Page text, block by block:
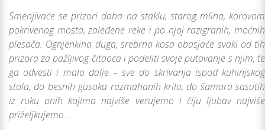
Smenjivaće se prizori daha na staklu, starog mlina, korovom
pokrivenog mosta, zaleđene reke i po njoj razigranih, moćnih
plesača. Ognjenkina duga, srebrna kosa obasjaće svaki od tih
prizora za pažlјivog čitaoca i podeliti svoje putovanje s njim, te
ga odvesti i malo dalјe – sve do skrivanja ispod kuhinjskog
stola, do besnih gusaka razmahanih krila, do šamara sasutih
iz ruku onih kojima najviše verujemo i čiju lјubav najviše
priželјkujemo…